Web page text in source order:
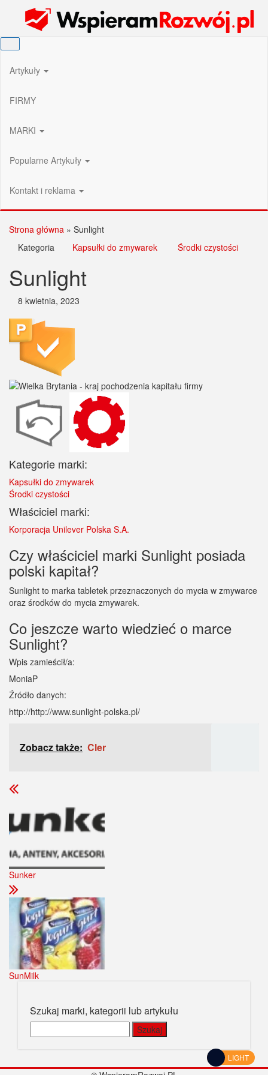
Wspieram Rozwój PL
Artykuły
FIRMY
MARKI
Popularne Artykuły
Kontakt i reklama
Strona główna » Sunlight
Kategoria
Kapsułki do zmywarek Środki czystości
Sunlight
8 kwietnia, 2023
Kategorie marki:
Kapsułki do zmywarek
Środki czystości
Właściciel marki:
Korporacja Unilever Polska S.A.
Czy właściciel marki Sunlight posiada
polski kapitał?
Sunlight to marka tabletek przeznaczonych do mycia w zmywarce
oraz środków do mycia zmywarek.
Co jeszcze warto wiedzieć o marce
Sunlight?
Wpis zamieścił/a:
MoniaP
Źródło danych:
http://http://www.sunlight-polska.pl/
Zobacz także: Cler
Sunker
SunMilk
Szukaj marki, kategorii lub artykułu
LIGHT